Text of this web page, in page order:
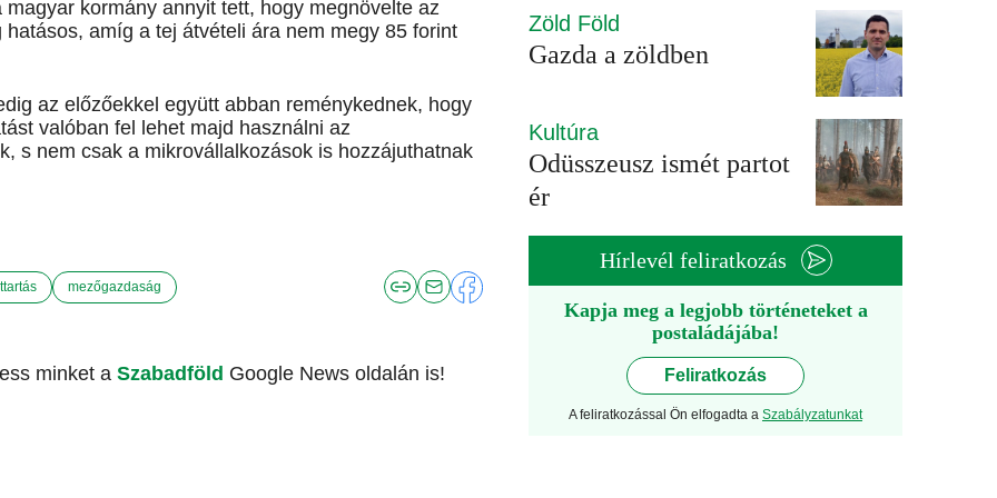
kormány annyit tett, hogy megnövelte az
amíg a tej átvételi ára nem megy 85 forint
az előzőekkel együtt abban reménykednek, hogy
valóban fel lehet majd használni az
s nem csak a mikrovállalkozások is hozzájuthatnak
mezőgazdaság
minket a Szabadföld Google News oldalán is!
Zöld Föld
Gazda a zöldben
Kultúra
Odüsszeusz ismét partot
ér
Hírlevél feliratkozás
Kapja meg a legjobb történeteket a
postaládájába!
Feliratkozás
A feliratkozással Ön elfogadta a Szabályzatunkat